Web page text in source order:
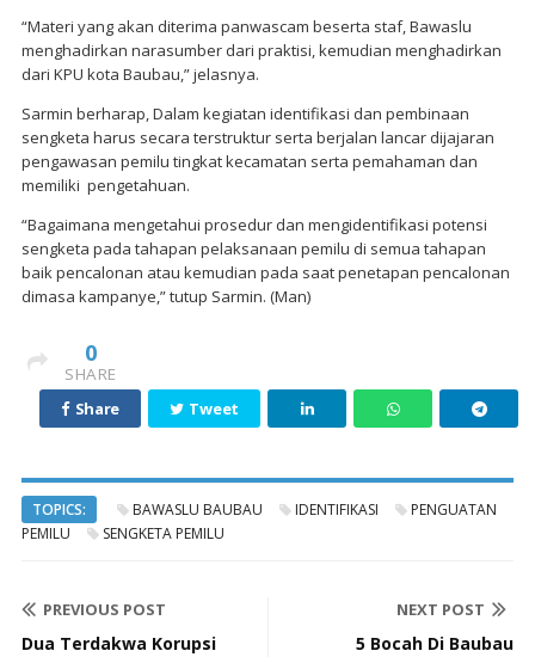
“Materi yang akan diterima panwascam beserta staf, Bawaslu
menghadirkan narasumber dari praktisi, kemudian menghadirkan
dari KPU kota Baubau,” jelasnya.
Sarmin berharap, Dalam kegiatan identifikasi dan pembinaan
sengketa harus secara terstruktur serta berjalan lancar dijajaran
pengawasan pemilu tingkat kecamatan serta pemahaman dan
memiliki pengetahuan.
“Bagaimana mengetahui prosedur dan mengidentifikasi potensi
sengketa pada tahapan pelaksanaan pemilu di semua tahapan
baik pencalonan atau kemudian pada saat penetapan pencalonan
dimasa kampanye,” tutup Sarmin. (Man)
0
SHARE
Share
Tweet
TOPICS: BAWASLU BAUBAU IDENTIFIKASI
PENGUATAN
PEMILU
SENGKETA PEMILU
PREVIOUS POST
Dua Terdakwa Korupsi
NEXT POST
5 Bocah Di Baubau